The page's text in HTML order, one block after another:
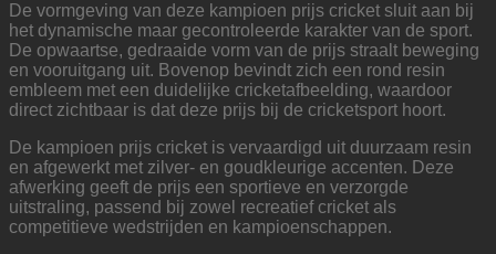
De vormgeving van deze kampioen prijs cricket sluit aan bij
het dynamische maar gecontroleerde karakter van de sport.
De opwaartse, gedraaide vorm van de prijs straalt beweging
en vooruitgang uit. Bovenop bevindt zich een rond resin
embleem met een duidelijke cricketafbeelding, waardoor
direct zichtbaar is dat deze prijs bij de cricketsport hoort.
De kampioen prijs cricket is vervaardigd uit duurzaam resin
en afgewerkt met zilver- en goudkleurige accenten. Deze
afwerking geeft de prijs een sportieve en verzorgde
uitstraling, passend bij zowel recreatief cricket als
competitieve wedstrijden en kampioenschappen.